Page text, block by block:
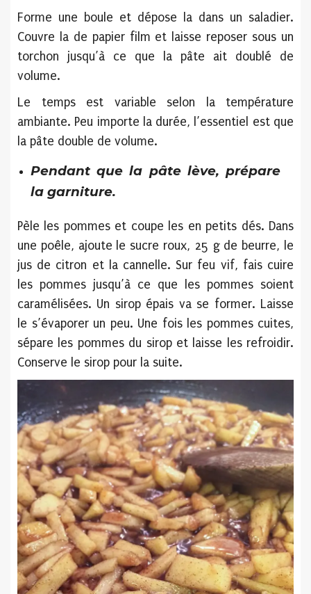
Forme une boule et dépose la dans un saladier.
Couvre la de papier film et laisse reposer sous un
torchon jusqu’à ce que la pâte ait doublé de
volume.
Le temps est variable selon la température
ambiante. Peu importe la durée, l’essentiel est que
la pâte double de volume.
Pendant que la pâte lève, prépare
la garniture.
Pèle les pommes et coupe les en petits dés. Dans
une poêle, ajoute le sucre roux, 25 g de beurre, le
jus de citron et la cannelle. Sur feu vif, fais cuire
les pommes jusqu’à ce que les pommes soient
caramélisées. Un sirop épais va se former. Laisse
le s’évaporer un peu. Une fois les pommes cuites,
sépare les pommes du sirop et laisse les refroidir.
Conserve le sirop pour la suite.